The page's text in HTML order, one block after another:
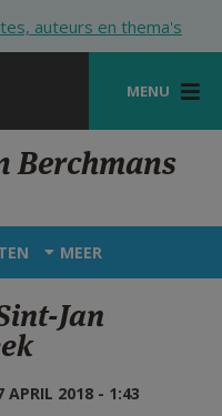
auteurs en thema's
MENU
Berchmans
MEER
Jan
APRIL 2018 - 1:43